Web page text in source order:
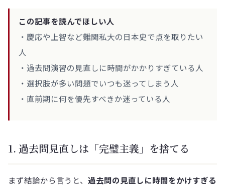
この記事を読んでほしい人
・慶応や上智など難関私大の日本史で点を取りたい
人
・過去問演習の見直しに時間がかかりすぎている人
・選択肢が多い問題でいつも迷ってしまう人
・直前期に何を優先すべきか迷っている人
1. 過去問見直しは「完璧主義」を捨てる
まず結論から言うと、 過去問の見直しに時間をかけすぎる